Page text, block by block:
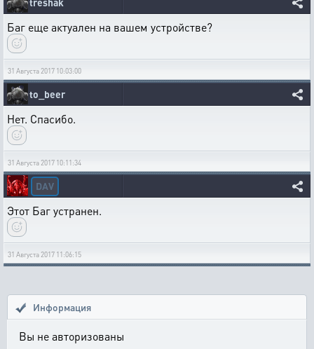
Баг еще актуален на вашем устройстве?
31 Августа 2017 10:03:00
to_beer
Нет. Спасибо.
31 Августа 2017 10:11:34
DAV
Этот Баг устранен.
31 Августа 2017 11:06:15
Информация
Вы не авторизованы